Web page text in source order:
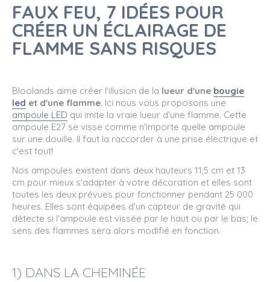
FAUX FEU, 7 IDÉES POUR
CRÉER UN ÉCLAIRAGE DE
FLAMME SANS RISQUES
Bloolands aime créer l'illusion de la lueur d'une bougie
led et d'une flamme. Ici nous vous proposons une
ampoule LED qui imite la vraie lueur d'une flamme. Cette
ampoule E27 se visse comme n'importe quelle ampoule
sur une douille. Il faut la raccorder à une prise électrique et
c'est tout!
Nos ampoules existent dans deux hauteurs 11,5 cm et 13
cm pour mieux s'adapter à votre décoration et elles sont
toutes les deux prévues pour fonctionner pendant 25 000
heures. Elles sont équipées d'un capteur de gravité qui
détecte si l'ampoule est vissée par le haut ou par le bas; le
sens des flammes sera alors modifié en fonction.
1) DANS LA CHEMINÉE